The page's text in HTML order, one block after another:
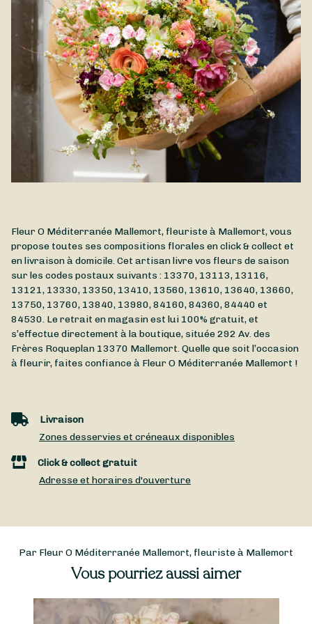
Fleur O Méditerranée Mallemort, fleuriste à Mallemort, vous
propose toutes ses compositions florales en click & collect et
en livraison à domicile. Cet artisan livre vos fleurs de saison
sur les codes postaux suivants : 13370, 13113, 13116,
13121, 13330, 13350, 13410, 13560, 13610, 13640, 13660,
13750, 13760, 13840, 13980, 84160, 84360, 84440 et
84530. Le retrait en magasin est lui 100% gratuit, et
s’effectue directement à la boutique, située292 Av. des
Frères Roqueplan 13370 Mallemort. Quelle que soit l’occasion
à fleurir, faites confiance à Fleur O Méditerranée Mallemort !
Livraison
Zones desservies et créneaux disponibles
Click & collect gratuit
Adresse et horaires d'ouverture
Par Fleur O Méditerranée Mallemort, fleuriste à Mallemort
Vous pourriez aussi aimer